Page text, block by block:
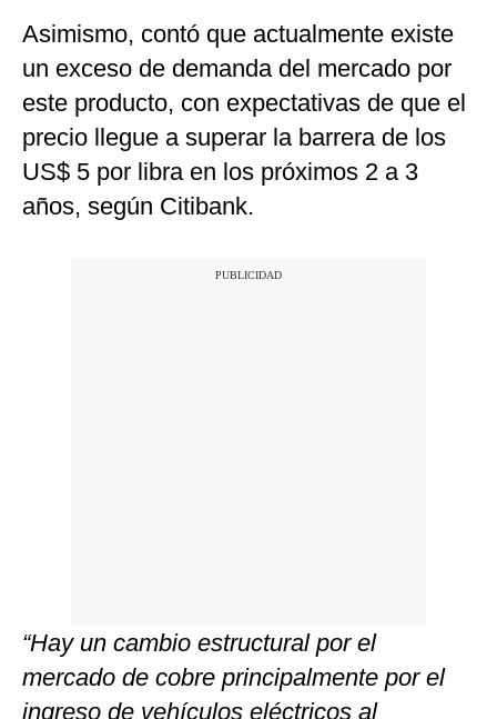
Asimismo, contó que actualmente existe
un exceso de demanda del mercado por
este producto, con expectativas de que el
precio llegue a superar la barrera de los
US$ 5 por libra en los próximos 2 a 3
años, según Citibank.
“Hay un cambio estructural por el
mercado de cobre principalmente por el
ingreso de vehículos eléctricos al